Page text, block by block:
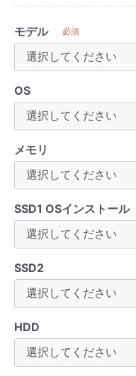
モデル 必須
OS
メモリ
SSD1 OSインストール
SSD2
HDD